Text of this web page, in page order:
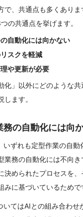
で、共通点も多くありま
の共通点を挙げます。
の自動化には向かない
スクを軽減
や更新が必要
化」以外にどのような
ます。
務の自動化には向
いずれも定型作業の自動
業務の自動化には不向き
決められたプロセスを
みに基づいているためで
いてはAIとの組み合わせ